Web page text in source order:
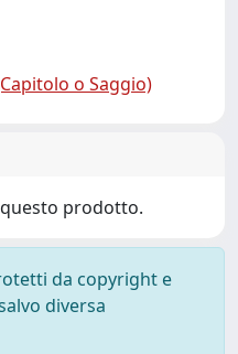
o Saggio)
prodotto.
da copyright e
diversa